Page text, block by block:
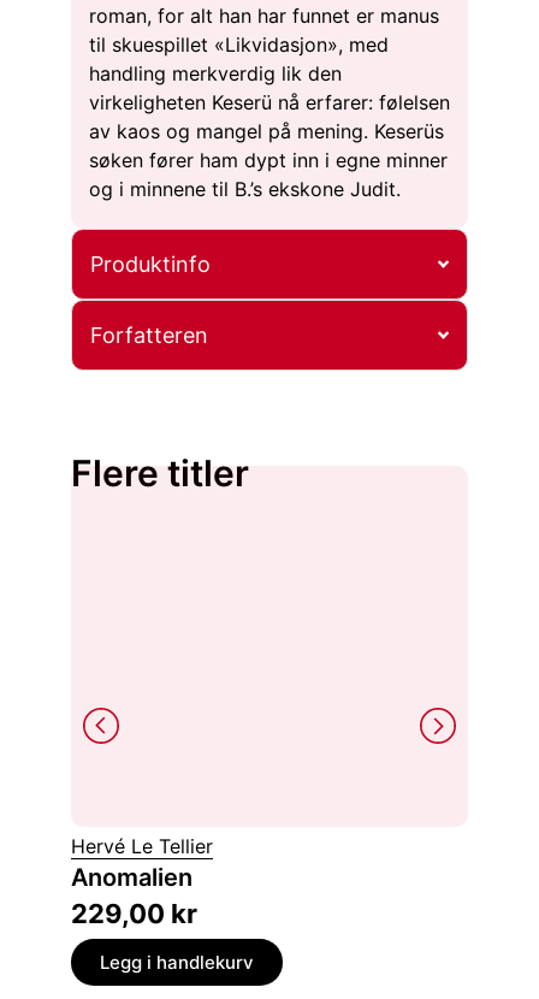
roman, for alt han har funnet er manus
til skuespillet «Likvidasjon», med
handling merkverdig lik den
virkeligheten Keserü nå erfarer: følelsen
av kaos og mangel på mening. Keserüs
søken fører ham dypt inn i egne minner
og i minnene til B.’s ekskone Judit.
Produktinfo
Forfatteren
Flere titler
Hervé Le Tellier
Anomalien
229,00 kr
Legg i handlekurv